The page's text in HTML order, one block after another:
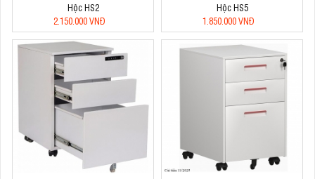
Hộc HS2
2.150.000 VNĐ
Hộc HS5
1.850.000 VNĐ